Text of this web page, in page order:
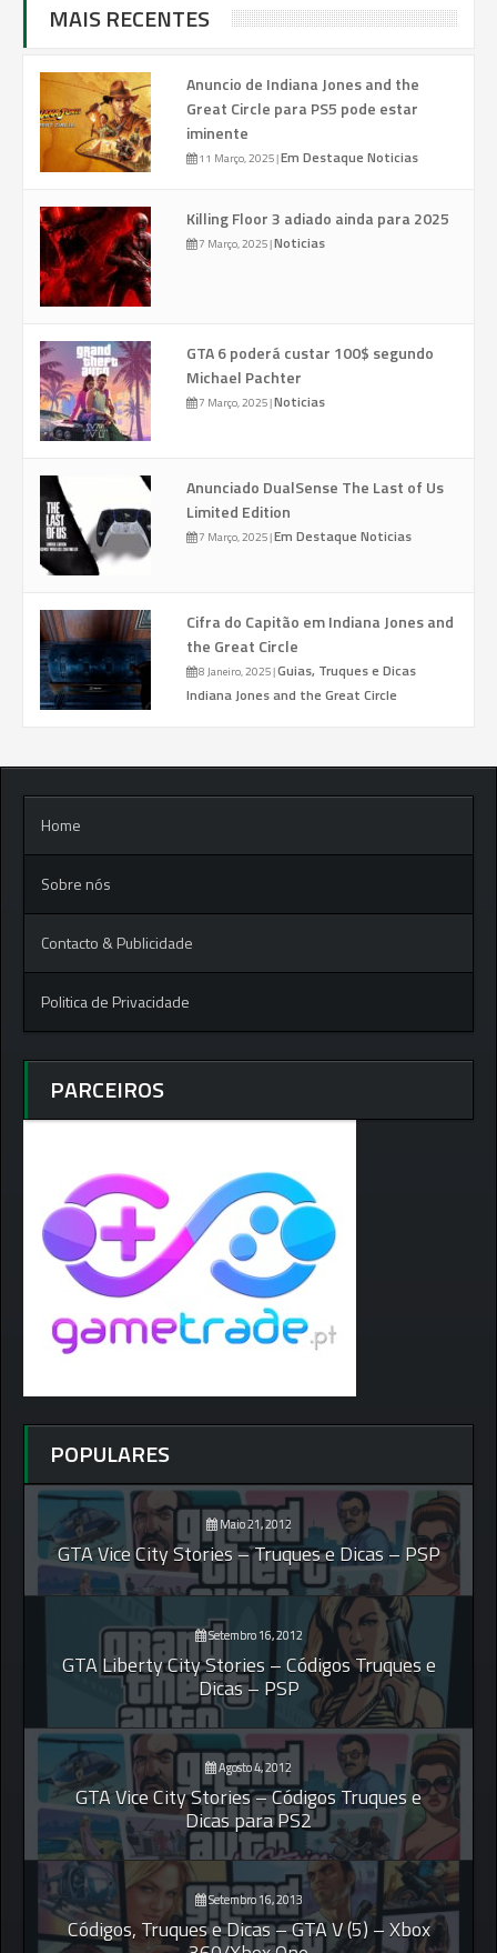
MAIS RECENTES
Anuncio de Indiana Jones and the
Great Circle para PS5 pode estar
iminente
11 Março, 2025|Em Destaque Noticias
Killing Floor 3 adiado ainda para 2025
7 Março, 2025|Noticias
GTA 6 poderá custar 100$ segundo
Michael Pachter
7 Março, 2025|Noticias
Anunciado DualSense The Last of Us
Limited Edition
7 Março, 2025|Em Destaque Noticias
Cifra do Capitão em Indiana Jones and
the Great Circle
8 Janeiro, 2025|Guias, Truques e Dicas
Indiana Jones and the Great Circle
Home
Sobre nós
Contacto & Publicidade
Politica de Privacidade
PARCEIROS
POPULARES
Maio 21, 2012
GTA Vice City Stories – Truques e Dicas – PSP
Setembro 16, 2012
GTA Liberty City Stories – Códigos Truques e
Dicas – PSP
Agosto 4, 2012
GTA Vice City Stories – Códigos Truques e
Dicas para PS2
Setembro 16, 2013
Códigos, Truques e Dicas – GTA V (5) – Xbox